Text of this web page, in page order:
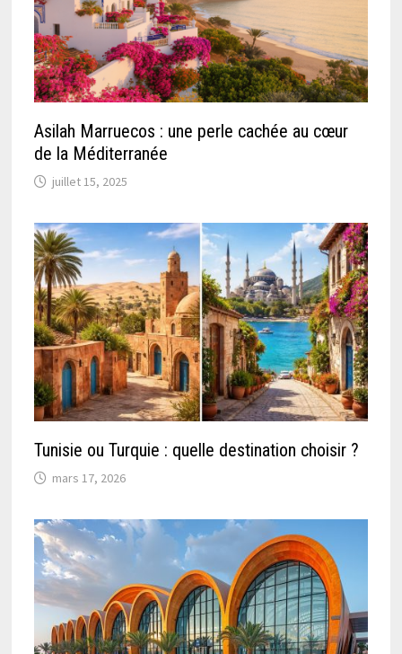
Asilah Marruecos : une perle cachée au cœur
de la Méditerranée
juillet 15, 2025
Tunisie ou Turquie : quelle destination choisir ?
mars 17, 2026